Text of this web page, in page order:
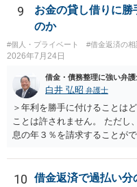
ャレンジなさる意義は十分に
9
お金の貸し借りに
のか
#個人・プライベート #借金返済の
2026年7月24日
借金・債務整理に強い弁護
白井 弘昭 弁護士
＞年利を勝手に付けることは
ことは許されません。 ただし
息の年３％を請求することが
りたお金は返さなければいけ
です。 以上、ご参考まで。
10
借金返済で過払い分